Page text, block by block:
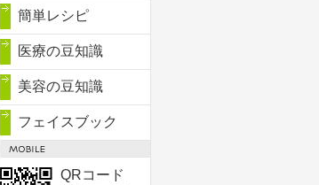
簡単レシピ
医療の豆知識
美容の豆知識
フェイスブック
QRコード